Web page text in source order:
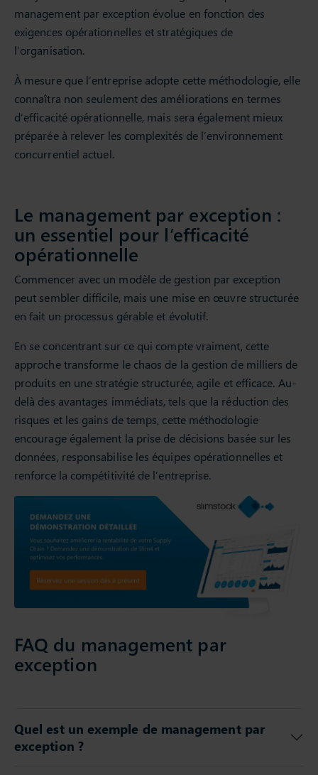
management par exception évolue en fonction des
exigences opérationnelles et stratégiques de
l’organisation.
À mesure que l’entreprise adopte cette méthodologie, elle
connaîtra non seulement des améliorations en termes
d’efficacité opérationnelle, mais sera également mieux
préparée à relever les complexités de l’environnement
concurrentiel actuel.
Le management par exception :
un essentiel pour l’efficacité
opérationnelle
Commencer avec un modèle de gestion par exception
peut sembler difficile, mais une mise en œuvre structurée
en fait un processus gérable et évolutif.
En se concentrant sur ce qui compte vraiment, cette
approche transforme le chaos de la gestion de milliers de
produits en une stratégie structurée, agile et efficace. Au-
delà des avantages immédiats, tels que la réduction des
risques et les gains de temps, cette méthodologie
encourage également la prise de décisions basée sur les
données, responsabilise les équipes opérationnelles et
renforce la compétitivité de l’entreprise.
FAQ du management par
exception
Quel est un exemple de management par
exception ?